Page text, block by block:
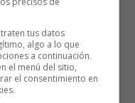
Britton,
Jane Fonda, Corey
tus datos
algo a lo que
a continuación.
el menú del sitio,
el consentimiento en